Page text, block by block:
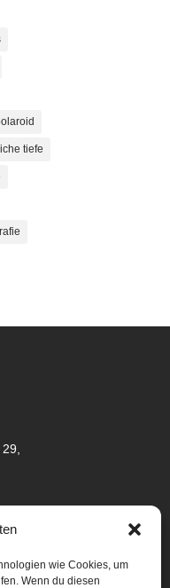
wie Cookies, um
Wenn du diesen
tiefe